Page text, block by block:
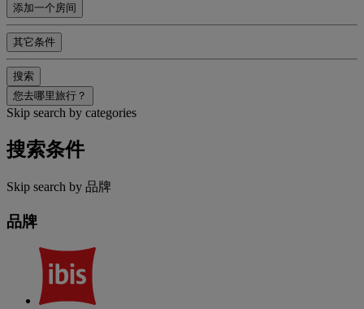
添加一个房间
其它条件
搜索
您去哪里旅行？
Skip search by categories
搜索条件
Skip search by 品牌
品牌